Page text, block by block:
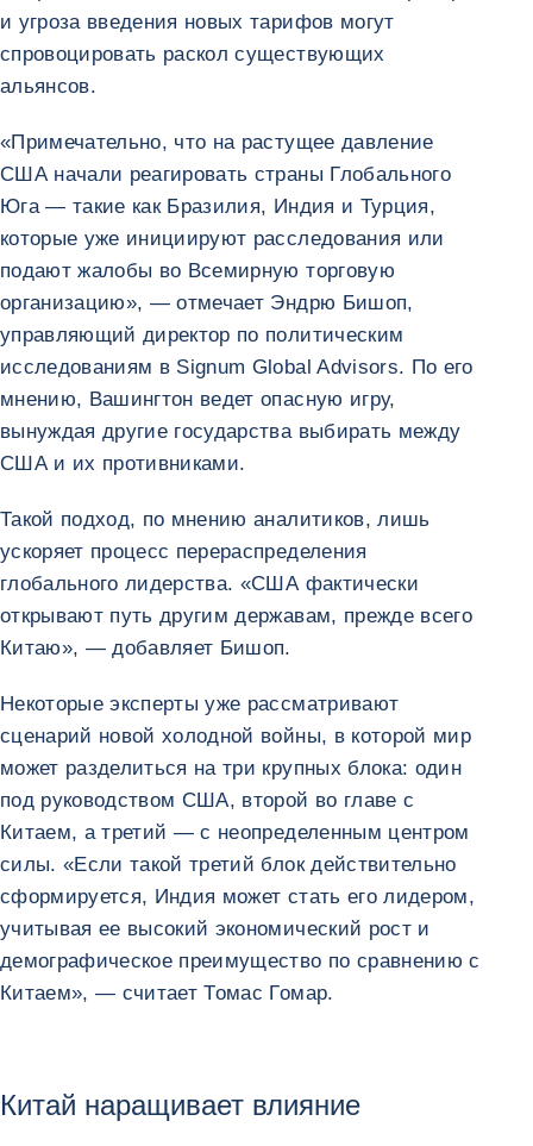
и угроза введения новых тарифов могут
спровоцировать раскол существующих
альянсов.
«Примечательно, что на растущее давление
США начали реагировать страны Глобального
Юга — такие как Бразилия, Индия и Турция,
которые уже инициируют расследования или
подают жалобы во Всемирную торговую
организацию», — отмечает Эндрю Бишоп,
управляющий директор по политическим
исследованиям в Signum Global Advisors. По его
мнению, Вашингтон ведет опасную игру,
вынуждая другие государства выбирать между
США и их противниками.
Такой подход, по мнению аналитиков, лишь
ускоряет процесс перераспределения
глобального лидерства. «США фактически
открывают путь другим державам, прежде всего
Китаю», — добавляет Бишоп.
Некоторые эксперты уже рассматривают
сценарий новой холодной войны, в которой мир
может разделиться на три крупных блока: один
под руководством США, второй во главе с
Китаем, а третий — с неопределенным центром
силы. «Если такой третий блок действительно
сформируется, Индия может стать его лидером,
учитывая ее высокий экономический рост и
демографическое преимущество по сравнению с
Китаем», — считает Томас Гомар.
Китай наращивает влияние